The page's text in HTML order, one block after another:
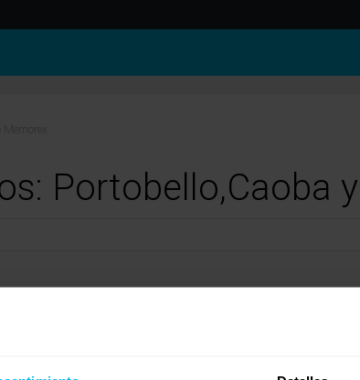
Portobello,Caoba
sobre los modelos Portobello y Caoba pero yo no he tenido suerte
así venderlos en el CI, pero siguen siendo modelod de Flex.
que este si que pertenece al catálogo general de Flex y lo puedes